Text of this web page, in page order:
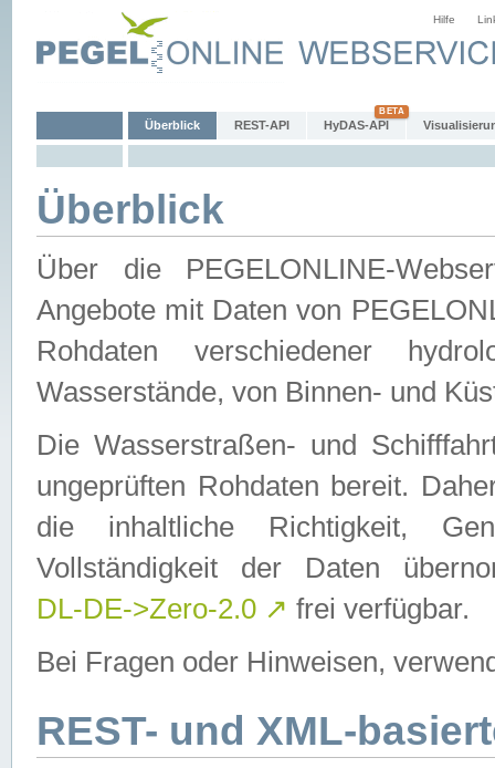
Hilfe
Überblick REST-API HyDAS-API
Überblick
Über die PEGELONLINE-
Angebote mit Daten von
Rohdaten verschiedener
Wasserstände, von Binnen- und
Die Wasserstraßen- und
ungeprüften Rohdaten bereit.
die inhaltliche Richtigkeit,
Vollständigkeit der Daten
DL-DE->Zero-2.0 ↗ frei verfügbar.
Bei Fragen oder Hinweisen,
REST- und XML-